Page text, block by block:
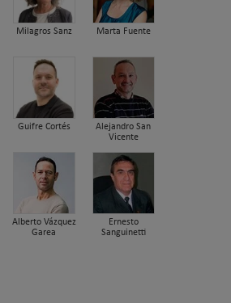
Milagros Sanz Marta Fuente
Guifre Cortés
Alejandro San
Vicente
Alberto Vázquez
Garea
Ernesto
Sanguinetti